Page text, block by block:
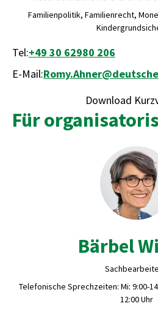
Familienpolitik, Familienrecht,
Tel:+49 30 62980 206
E-Mail:
Download
Für
Bärbel
Telefonische Sprechzeiten: Mi: 9:00-
12:00 Uhr